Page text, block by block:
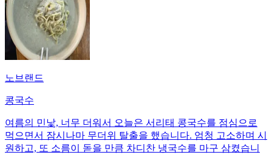
노브랜드
콩국수
여름의 민낯, 너무 더워서 오늘은 서리태 콩국수를 점심으로
먹으면서 잠시나마 무더위 탈출을 했습니다. 엄청 고소하며 시
원하고, 또 소름이 돋을 만큼 차디찬 냉국수를 마구 삼켰습니